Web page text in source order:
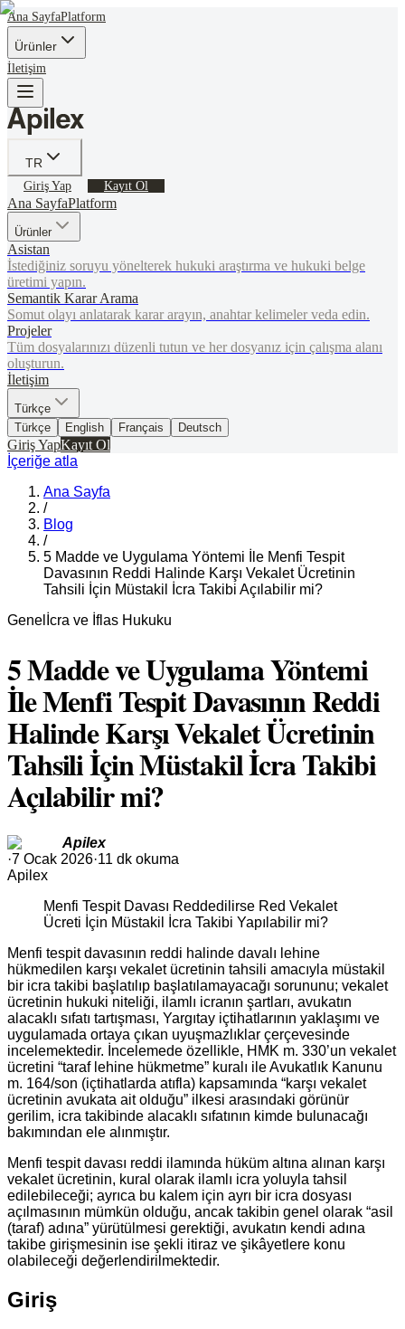
Ana SayfaPlatform
Ürünler
İletişim
TR
Giriş Yap Kayıt Ol
Ana SayfaPlatform
Ürünler
Asistan
İstediğiniz soruyu yönelterek hukuki araştırma ve hukuki belge
üretimi yapın.
Semantik Karar Arama
Somut olayı anlatarak karar arayın, anahtar kelimeler veda edin.
Projeler
Tüm dosyalarınızı düzenli tutun ve her dosyanız için çalışma alanı
oluşturun.
İletişim
Türkçe
Türkçe
English Français Deutsch
Giriş YapKayıt Ol
İçeriğe atla
Ana Sayfa
/
Blog
/
5 Madde ve Uygulama Yöntemi İle Menfi Tespit
Davasının Reddi Halinde Karşı Vekalet Ücretinin
Tahsili İçin Müstakil İcra Takibi Açılabilir mi?
Genel İcra ve İflas Hukuku
5 Madde ve Uygulama Yöntemi
İle Menfi Tespit Davasının Reddi
Halinde Karşı Vekalet Ücretinin
Tahsili İçin Müstakil İcra Takibi
Açılabilir mi?
Apilex
·7 Ocak 2026·11 dk okuma
Apilex
Menfi Tespit Davası Reddedilirse Red Vekalet
Ücreti İçin Müstakil İcra Takibi Yapılabilir mi?
Menfi tespit davasının reddi halinde davalı lehine
hükmedilen karşı vekalet ücretinin tahsili amacıyla müstakil
bir icra takibi başlatılıp başlatılamayacağı sorununu; vekalet
ücretinin hukuki niteliği, ilamlı icranın şartları, avukatın
alacaklı sıfatı tartışması, Yargıtay içtihatlarının yaklaşımı ve
uygulamada ortaya çıkan uyuşmazlıklar çerçevesinde
incelemektedir. İncelemede özellikle, HMK m. 330’un vekalet
ücretini “taraf lehine hükmetme” kuralı ile Avukatlık Kanunu
m. 164/son (içtihatlarda atıfla) kapsamında “karşı vekalet
ücretinin avukata ait olduğu” ilkesi arasındaki görünür
gerilim, icra takibinde alacaklı sıfatının kimde bulunacağı
bakımından ele alınmıştır.
Menfi tespit davası reddi ilamında hüküm altına alınan karşı
vekalet ücretinin, kural olarak ilamlı icra yoluyla tahsil
edilebileceği; ayrıca bu kalem için ayrı bir icra dosyası
açılmasının mümkün olduğu, ancak takibin genel olarak “asil
(taraf) adına” yürütülmesi gerektiği, avukatın kendi adına
takibe girişmesinin ise şekli itiraz ve şikâyetlere konu
olabileceği değerlendirilmektedir.
Giriş